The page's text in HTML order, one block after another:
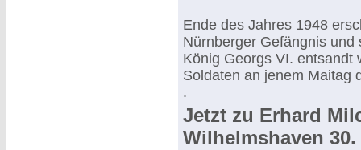
Ende des Jahres 1948
Nürnberger Gefängnis
König Georgs VI. entsandt
Soldaten an jenem Maitag
.
Jetzt zu Erhard
Wilhelmshaven 30.